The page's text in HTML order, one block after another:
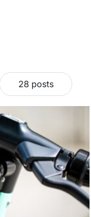
28 posts